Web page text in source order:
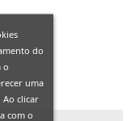
do
o
uma
clicar
com o